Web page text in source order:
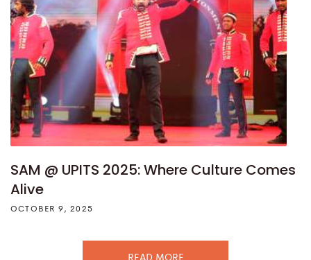
SAM @ UPITS 2025: Where Culture Comes
Alive
OCTOBER 9, 2025
READ MORE